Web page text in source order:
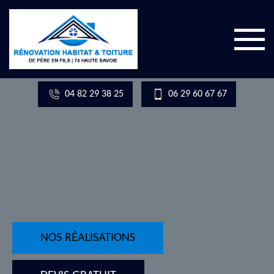
04 82 29 38 25 06 29 60 67 67
NOS RÉALISATIONS